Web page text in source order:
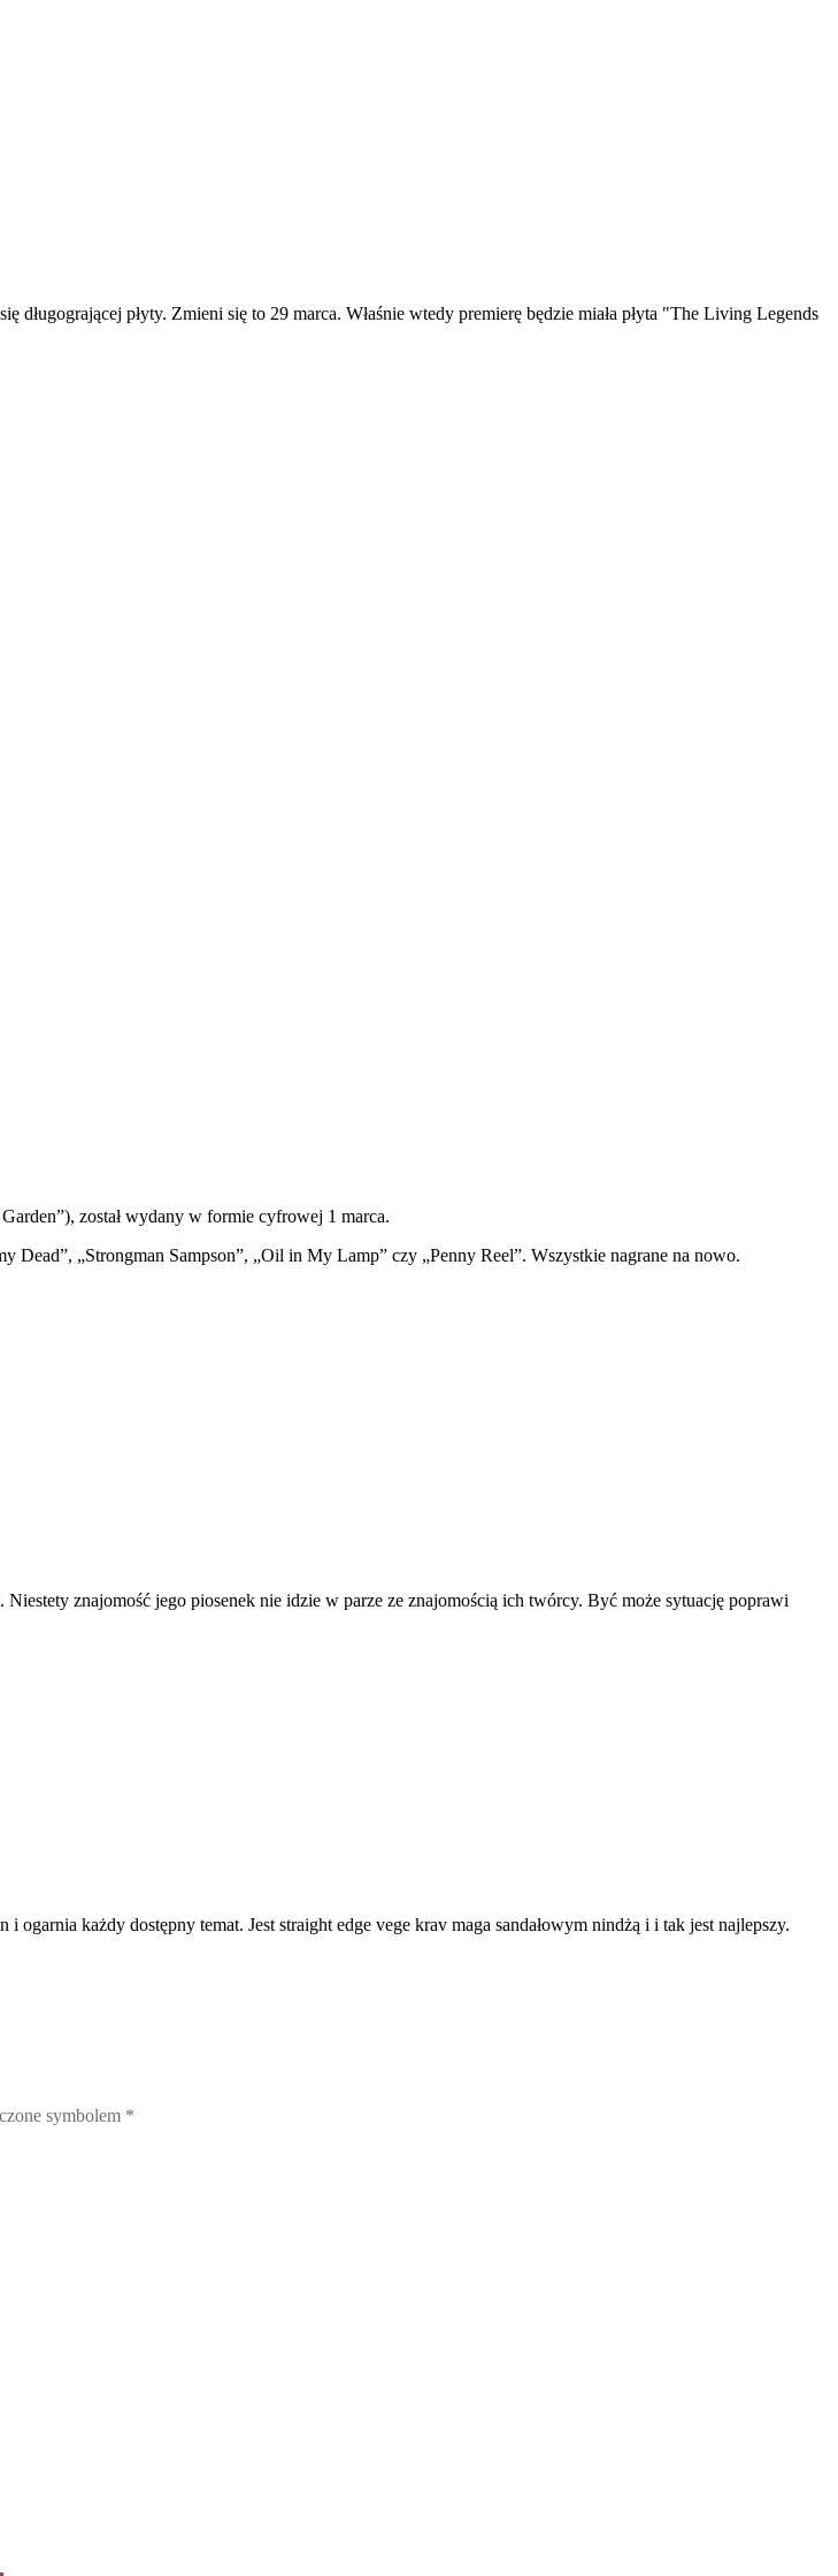
płyty. Zmieni się to 29 marca. Właśnie wtedy premierę będzie miała płyta "The Living Legends
został wydany w formie cyfrowej 1 marca.
„Strongman Sampson”, „Oil in My Lamp” czy „Penny Reel”. Wszystkie nagrane na nowo.
znajomość jego piosenek nie idzie w parze ze znajomością ich twórcy. Być może sytuację poprawi
każdy dostępny temat. Jest straight edge vege krav maga sandałowym nindżą i i tak jest najlepszy.
symbolem *